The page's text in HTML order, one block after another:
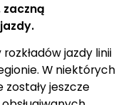
zaczną
jazdy linii
W niektórych
jeszcze